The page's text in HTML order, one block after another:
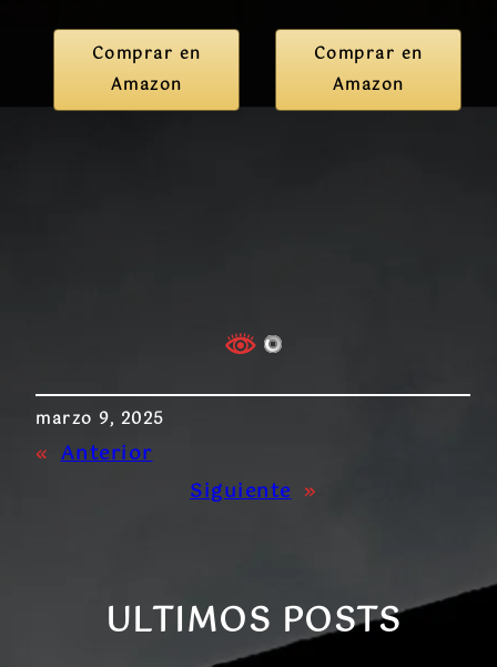
Comprar en
Amazon
Comprar en
Amazon
marzo 9, 2025
« Anterior
Siguiente »
ULTIMOS POSTS